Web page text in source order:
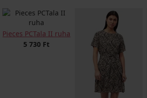
Pieces PCTala II ruha
5 730 Ft